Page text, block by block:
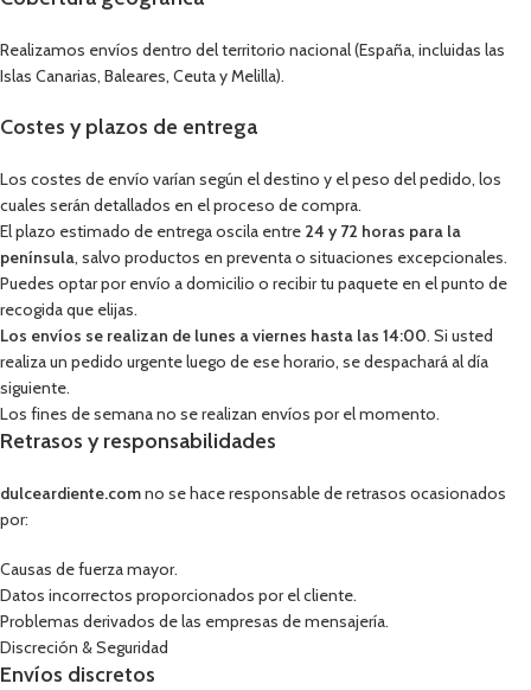
Realizamos envíos dentro del territorio nacional (España, incluidas las
Islas Canarias, Baleares, Ceuta y Melilla).
Costes y plazos de entrega
Los costes de envío varían según el destino y el peso del pedido, los
cuales serán detallados en el proceso de compra.
El plazo estimado de entrega oscila entre 24 y 72 horas para la
península, salvo productos en preventa o situaciones excepcionales.
Puedes optar por envío a domicilio o recibir tu paquete en el punto de
recogida que elijas.
Los envíos se realizan de lunes a viernes hasta las 14:00. Si usted
realiza un pedido urgente luego de ese horario, se despachará al día
siguiente.
Los fines de semana no se realizan envíos por el momento.
Retrasos y responsabilidades
dulceardiente.comno se hace responsable de retrasos ocasionados
por:
Causas de fuerza mayor.
Datos incorrectos proporcionados por el cliente.
Problemas derivados de las empresas de mensajería.
Discreción & Seguridad
Envíos discretos